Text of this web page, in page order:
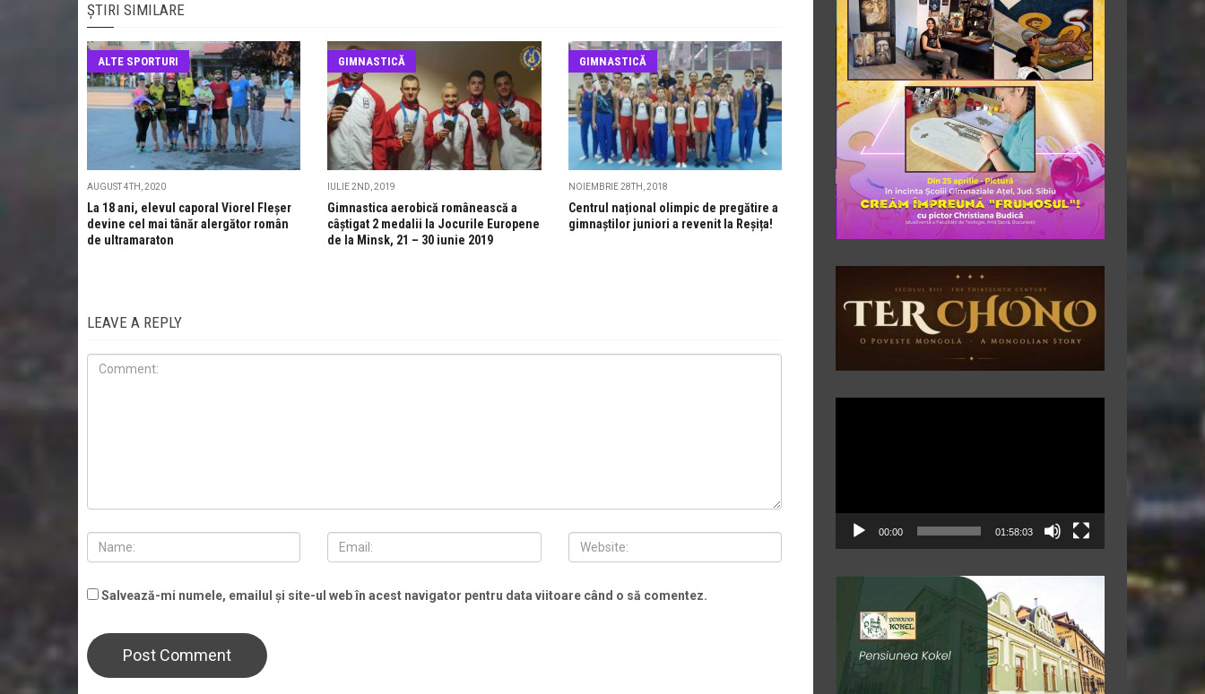
ȘTIRI SIMILARE
ALTE SPORTURI
AUGUST 4TH, 2020
La 18 ani, elevul caporal Viorel Fleșer
devine cel mai tânăr alergător român
de ultramaraton
GIMNASTICĂ
IULIE 2ND, 2019
Gimnastica aerobică românească a
câștigat 2 medalii la Jocurile Europene
de la Minsk, 21 – 30 iunie 2019
GIMNASTICĂ
NOIEMBRIE 28TH, 2018
Centrul național olimpic de pregătire a
gimnaștilor juniori a revenit la Reșița!
LEAVE A REPLY
Salvează-mi numele, emailul și site-ul web în acest navigator pentru data viitoare când o să comentez.
00:00 01:58:03